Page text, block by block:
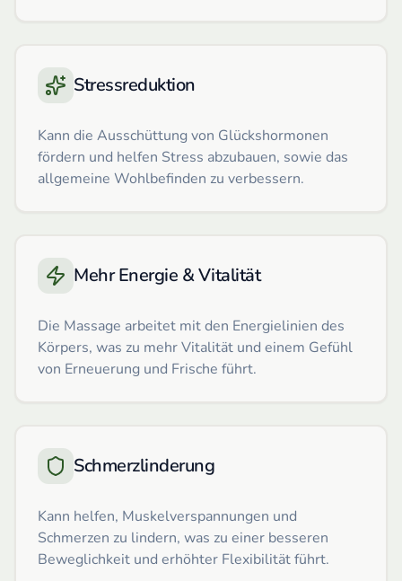
Stressreduktion
Kann die Ausschüttung von Glückshormonen
fördern und helfen Stress abzubauen, sowie das
allgemeine Wohlbefinden zu verbessern.
Mehr Energie & Vitalität
Die Massage arbeitet mit den Energielinien des
Körpers, was zu mehr Vitalität und einem Gefühl
von Erneuerung und Frische führt.
Schmerzlinderung
Kann helfen, Muskelverspannungen und
Schmerzen zu lindern, was zu einer besseren
Beweglichkeit und erhöhter Flexibilität führt.